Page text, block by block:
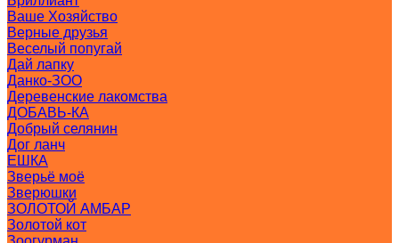
Ваше Хозяйство
Верные друзья
Веселый попугай
Дай лапку
Данко-ЗОО
Деревенские лакомства
ДОБАВЬ-КА
Добрый селянин
Дог ланч
ЕШКА
Зверьё моё
Зверюшки
ЗОЛОТОЙ АМБАР
Золотой кот